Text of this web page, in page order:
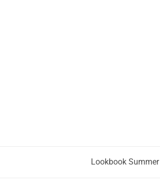
Lookbook Summer